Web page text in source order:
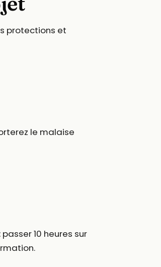
protections et
le malaise
10 heures sur